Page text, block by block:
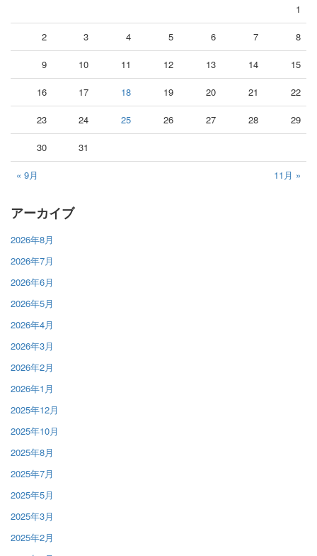
« 9月 11月 »
1
2 3 4 5 6 7 8
9 10 11 12 13 14 15
16 17 18 19 20 21 22
23 24 25 26 27 28 29
30 31
アーカイブ
2026年8月
2026年7月
2026年6月
2026年5月
2026年4月
2026年3月
2026年2月
2026年1月
2025年12月
2025年10月
2025年8月
2025年7月
2025年5月
2025年3月
2025年2月